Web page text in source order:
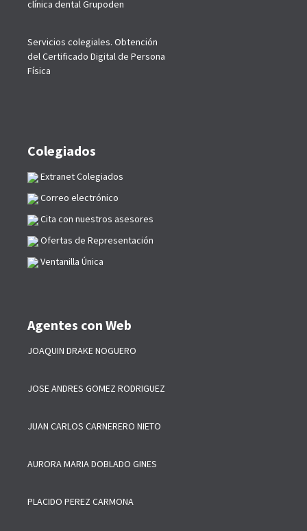
clínica dental Grupoden
Servicios colegiales. Obtención
del Certificado Digital de Persona
Física
Colegiados
Extranet Colegiados
Correo electrónico
Cita con nuestros asesores
Ofertas de Representación
Ventanilla Única
Agentes con Web
JOAQUIN DRAKE NOGUERO
JOSE ANDRES GOMEZ RODRIGUEZ
JUAN CARLOS CARNERERO NIETO
AURORA MARIA DOBLADO GINES
PLACIDO PEREZ CARMONA